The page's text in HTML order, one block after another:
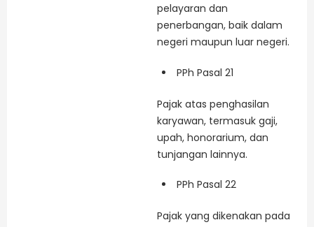
pelayaran dan
penerbangan, baik dalam
negeri maupun luar negeri.
PPh Pasal 21
Pajak atas penghasilan
karyawan, termasuk gaji,
upah, honorarium, dan
tunjangan lainnya.
PPh Pasal 22
Pajak yang dikenakan pada